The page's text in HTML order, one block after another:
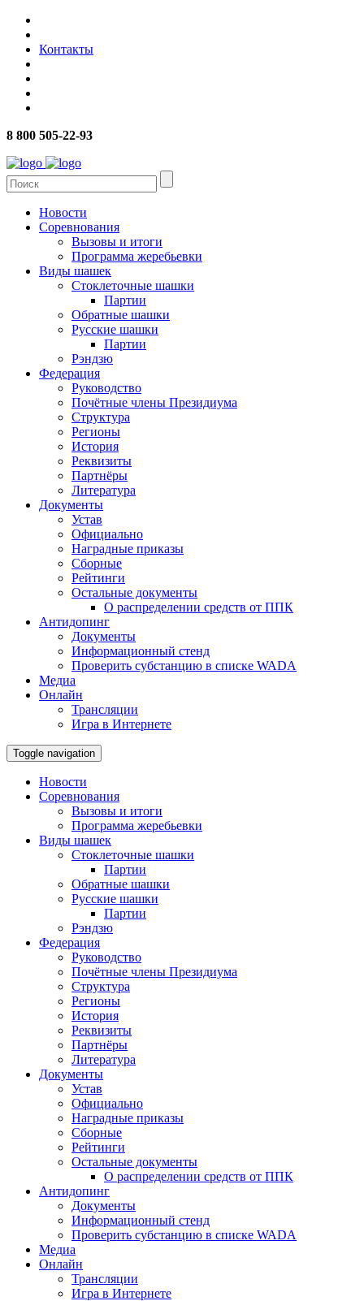
Контакты
8 800 505-22-93
Новости
Соревнования
Вызовы и итоги
Программа жеребьевки
Виды шашек
Стоклеточные шашки
Партии
Обратные шашки
Русские шашки
Партии
Рэндзю
Федерация
Руководство
Почётные члены Президиума
Структура
Регионы
История
Реквизиты
Партнёры
Литература
Документы
Устав
Официально
Наградные приказы
Сборные
Рейтинги
Остальные документы
О распределении средств от ППК
Антидопинг
Документы
Информационный стенд
Проверить субстанцию в списке WADA
Медиа
Онлайн
Трансляции
Игра в Интернете
Toggle navigation
Новости
Соревнования
Вызовы и итоги
Программа жеребьевки
Виды шашек
Стоклеточные шашки
Партии
Обратные шашки
Русские шашки
Партии
Рэндзю
Федерация
Руководство
Почётные члены Президиума
Структура
Регионы
История
Реквизиты
Партнёры
Литература
Документы
Устав
Официально
Наградные приказы
Сборные
Рейтинги
Остальные документы
О распределении средств от ППК
Антидопинг
Документы
Информационный стенд
Проверить субстанцию в списке WADA
Медиа
Онлайн
Трансляции
Игра в Интернете